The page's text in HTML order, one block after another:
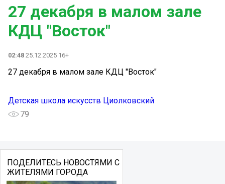
27 декабря в малом зале
КДЦ "Восток"
02:48 25.12.2025 16+
27 декабря в малом зале КДЦ "Восток"
Детская школа искусств Циолковский
79
ПОДЕЛИТЕСЬ НОВОСТЯМИ С
ЖИТЕЛЯМИ ГОРОДА